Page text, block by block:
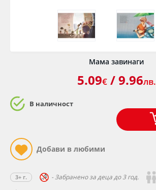
Мама завинаги
3+ г. - Забранено за деца до 3 год.
5.09€/ 9.96лв.
В наличност